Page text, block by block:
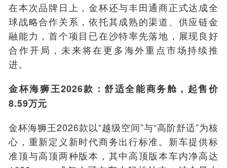
在本次品牌日上，金杯还与丰田通商正式达成全
球战略合作关系，依托其成熟的渠道、供应链金
融能力，首个项目已在沙特率先落地，展现良好
合作开局，未来将在更多海外重点市场持续推
进。
金杯海狮王2026款：舒适全能商务舱，起售价
8.59万元
金杯海狮王2026款以“越级空间”与“高阶舒适”为核
心，重新定义新时代商务出行标准。新车提供标
准顶与高顶两种版本，其中高顶版本车内净高达